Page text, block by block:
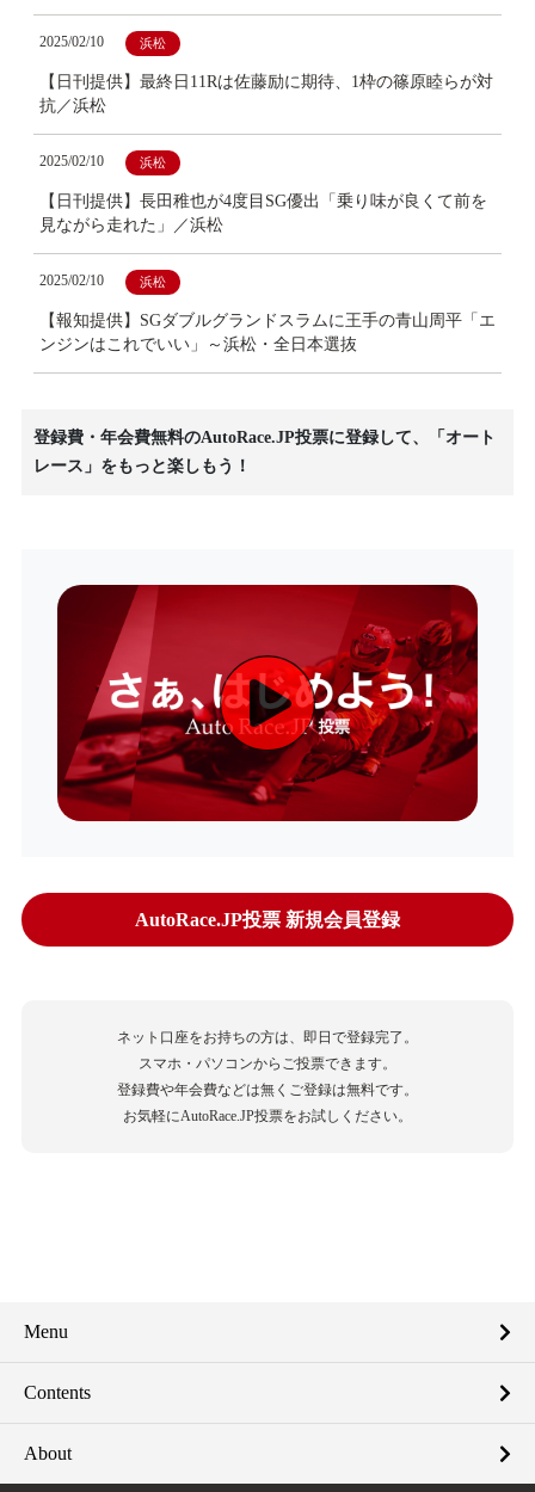
2025/02/10 浜松
【日刊提供】最終日11Rは佐藤励に期待、1枠の篠原睦らが対
抗／浜松
2025/02/10 浜松
【日刊提供】長田稚也が4度目SG優出「乗り味が良くて前を
見ながら走れた」／浜松
2025/02/10 浜松
【報知提供】SGダブルグランドスラムに王手の青山周平「エ
ンジンはこれでいい」～浜松・全日本選抜
登録費・年会費無料のAutoRace.JP投票に登録して、「オート
レース」をもっと楽しもう！
AutoRace.JP投票 新規会員登録
ネット口座をお持ちの方は、即日で登録完了。
スマホ・パソコンからご投票できます。
登録費や年会費などは無くご登録は無料です。
お気軽にAutoRace.JP投票をお試しください。
Menu
Contents
About